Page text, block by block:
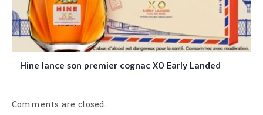
Hine lance son premier cognac XO Early Landed
Comments are closed.